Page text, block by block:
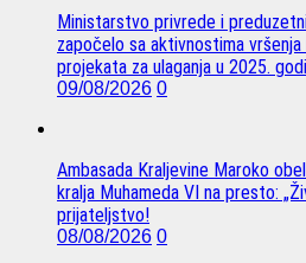
Ministarstvo privrede i
započelo sa aktivnostima
projekata za ulaganja u 2025.
09/08/2026 0
Ambasada Kraljevine Maroko
kralja Muhameda VI na presto:
prijateljstvo!
08/08/2026 0